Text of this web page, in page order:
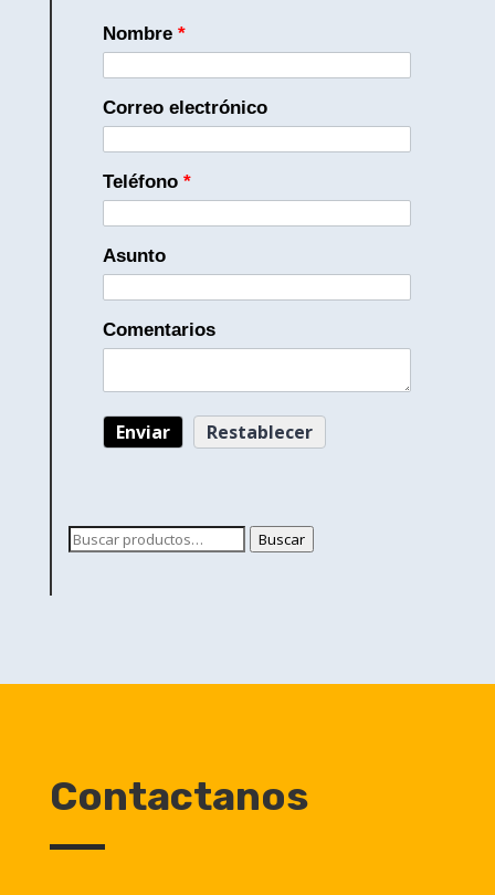
Nombre *
Correo electrónico
Teléfono *
Asunto
Comentarios
Buscar
Buscar
Contactanos